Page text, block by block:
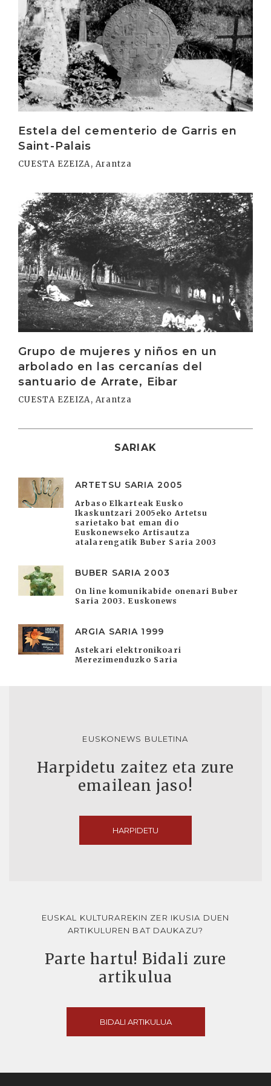
Estela del cementerio de Garris en
Saint-Palais
CUESTA EZEIZA, Arantza
Grupo de mujeres y niños en un
arbolado en las cercanías del
santuario de Arrate, Eibar
CUESTA EZEIZA, Arantza
Irakurri
SARIAK
ARTETSU SARIA 2005
Arbaso Elkarteak Eusko
Ikaskuntzari 2005eko Artetsu
sarietako bat eman dio
Euskonewseko Artisautza
atalarengatik Buber Saria 2003
BUBER SARIA 2003
On line komunikabide onenari Buber
Saria 2003. Euskonews
ARGIA SARIA 1999
Astekari elektronikoari
Merezimenduzko Saria
EUSKONEWS BULETINA
Harpidetu zaitez eta zure
emailean jaso!
HARPIDETU
EUSKAL KULTURAREKIN ZER IKUSIA DUEN
ARTIKULUREN BAT DAUKAZU?
Parte hartu! Bidali zure
artikulua
BIDALI ARTIKULUA